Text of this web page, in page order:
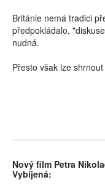
Británie nemá tradici
předpokládalo,
nudná.
Přesto však lze
Nový film Petra
Vybíjená: